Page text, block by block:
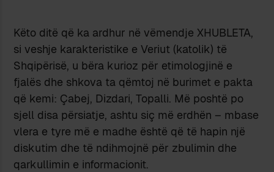
Këto ditë që ka ardhur në vëmendje XHUBLETA,
si veshje karakteristike e Veriut (katolik) të
Shqipërisë, u bëra kurioz për etimologjinë e
fjalës dhe shkova ta qëmtoj në burimet e pakta
që kemi: Çabej, Dizdari, Topalli. Më poshtë po
sjell disa përsiatje, ashtu siç më erdhën – mbase
vlera e tyre më e madhe është që të hapin një
diskutim dhe të ndihmojnë për zbulimin dhe
qarkullimin e informacionit.